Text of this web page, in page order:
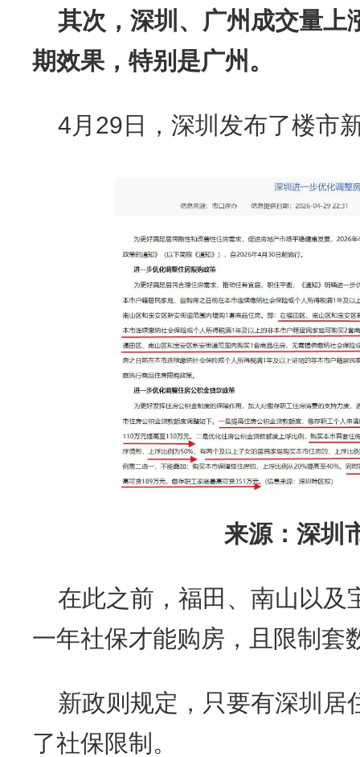
其次，深圳、广州成交量上
期效果，特别是广州。
4月29日，深圳发布了楼市
来源：深圳
在此之前，福田、南山以及
一年社保才能购房，且限制套
新政则规定，只要有深圳居
了社保限制。